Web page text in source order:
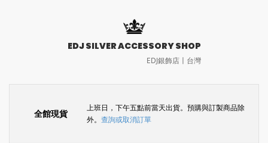
EDJ SILVER ACCESSORY SHOP
EDJ銀飾店〡台灣
全館現貨
上班日，下午五點前當天出貨。預購與訂製商品除
外。 查詢或取消訂單